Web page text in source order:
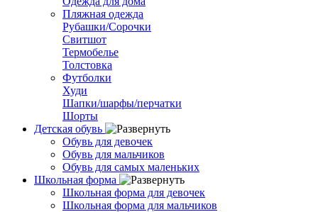
Пляжная одежда
Рубашки/Сорочки
Свитшот
Термобелье
Толстовка
Футболки
Худи
Шапки/шарфы/перчатки
Шорты
Детская обувь
Обувь для девочек
Обувь для мальчиков
Обувь для самых маленьких
Школьная форма
Школьная форма для девочек
Школьная форма для мальчиков